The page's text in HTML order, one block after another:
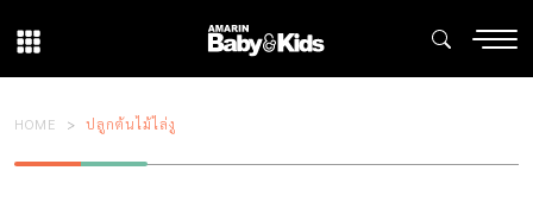
HOME ปลูกต้นไม้ไล่งู